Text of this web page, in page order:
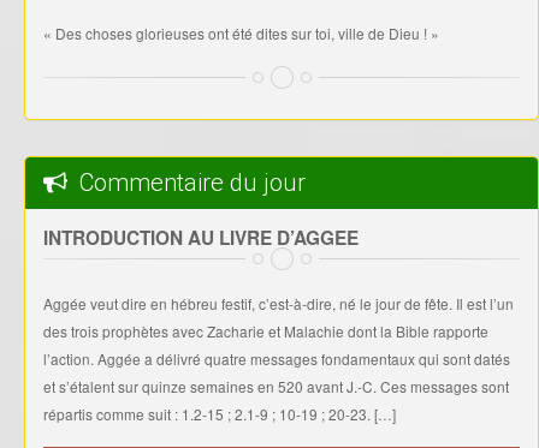
« Des choses glorieuses ont été dites sur toi, ville de Dieu ! »
Commentaire du jour
INTRODUCTION AU LIVRE D’AGGEE
Aggée veut dire en hébreu festif, c’est-à-dire, né le jour de fête. Il est l’un
des trois prophètes avec Zacharie et Malachie dont la Bible rapporte
l’action. Aggée a délivré quatre messages fondamentaux qui sont datés
et s’étalent sur quinze semaines en 520 avant J.-C. Ces messages sont
répartis comme suit : 1.2-15 ; 2.1-9 ; 10-19 ; 20-23. […]